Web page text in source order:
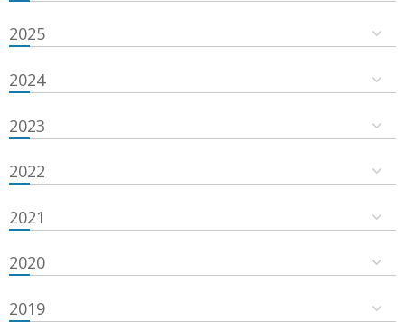
2025
2024
2023
2022
2021
2020
2019